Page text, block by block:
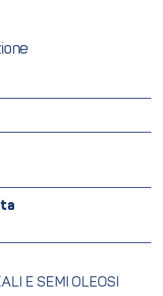
E SEMI OLEOSI